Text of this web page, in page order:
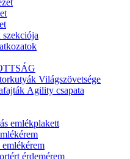
szekciója
Világszövetsége
Agility csapata
emlékplakett
érdemérem